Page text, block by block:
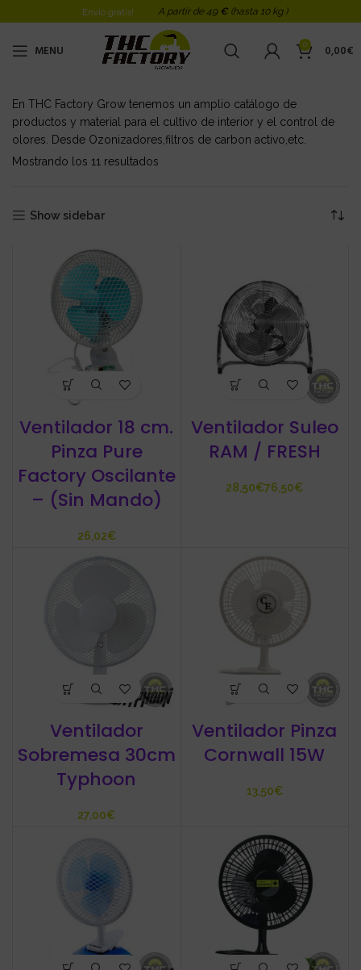
Envio gratis! A partir de 49 € (hasta 10 kg )
MENU 0 0,00€
En THC Factory Grow tenemos un amplio catálogo de
productos y material para el cultivo de interior y el control de
olores. Desde Ozonizadores,filtros de carbon activo,etc.
Mostrando los 11 resultados
Show sidebar
Ventilador 18 cm.
Pinza Pure
Factory Oscilante
– (Sin Mando)
€
Ventilador Suleo
RAM / FRESH
€ €
Ventilador
Sobremesa 30cm
Typhoon
€
Ventilador Pinza
Cornwall 15W
€